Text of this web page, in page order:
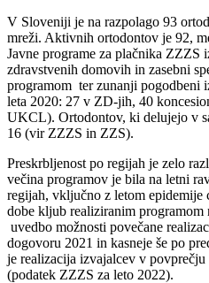
V Sloveniji je na razpolago 93
mreži. Aktivnih ortodontov je 92,
Javne programe za plačnika ZZZS
zdravstvenih domovih in zasebni
programom ter zunanji pogodbeni
leta 2020: 27 v ZD-jih, 40
UKCL). Ortodontov, ki delujejo v
16 (vir ZZZS in ZZS).
Preskrbljenost po regijah je zelo
večina programov je bila na letni
regijah, vključno z letom epidemije
dobe kljub realiziranim programom
uvedbo možnosti povečane
dogovoru 2021 in kasneje še po
je realizacija izvajalcev v povprečju
(podatek ZZZS za leto 2022).